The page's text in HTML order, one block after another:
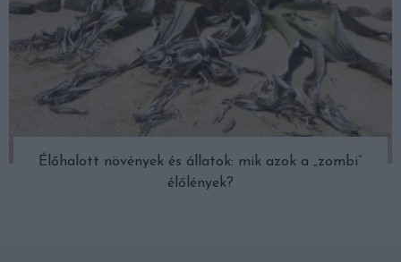
Élőhalott növények és állatok: mik azok a „zombi”
élőlények?